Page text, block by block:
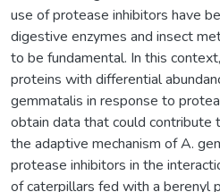
use of protease inhibitors have
digestive enzymes and insect
to be fundamental. In this
proteins with differential
gemmatalis in response to
obtain data that could contribute
the adaptive mechanism of A.
protease inhibitors in the
of caterpillars fed with a berenyl